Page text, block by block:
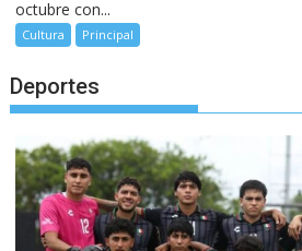
octubre con...
Cultura Principal
Deportes